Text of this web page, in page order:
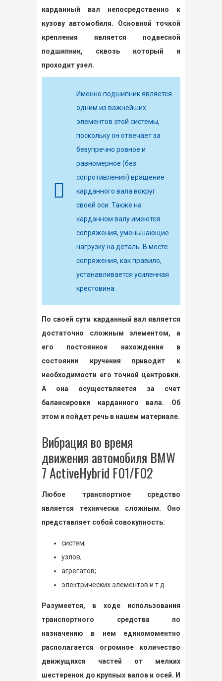
карданный вал непосредственно к
кузову автомобиля. Основной точкой
крепления является подвесной
подшипник, сквозь который и
проходит узел.
Именно подшипник является
одним из важнейших
элементов этой системы,
поскольку он отвечает за
безупречно ровное и
равномерное (без
сопротивления) вращение
карданного вала вокруг
своей оси. Также на
карданном валу имеются
сопряжения, уменьшающие
нагрузку на деталь. В месте
сопряжения, как правило,
устанавливается усиленная
крестовина.
По своей сути карданный вал является
достаточно сложным элементом, а
его постоянное нахождение в
состоянии кручения приводит к
необходимости его точной центровки.
А она осуществляется за счет
балансировки карданного вала. Об
этом и пойдет речь в нашем материале.
Вибрация во время
движения автомобиля BMW
7 ActiveHybrid F01/F02
Любое транспортное средство
является технически сложным. Оно
представляет собой совокупность:
систем;
узлов;
агрегатов;
электрических элементов и т.д.
Разумеется, в ходе использования
транспортного средства по
назначению в нем единомоментно
располагается огромное количество
движущихся частей от мелких
шестеренок до крупных валов и осей. И